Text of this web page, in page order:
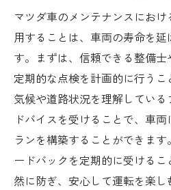
マツダ車のメンテナンスにお
用することは、車両の寿命を
す。まずは、信頼できる整備士
定期的な点検を計画的に行う
気候や道路状況を理解してい
ドバイスを受けることで、車
ランを構築することができま
ードバックを定期的に受ける
然に防ぎ、安心して運転を楽し